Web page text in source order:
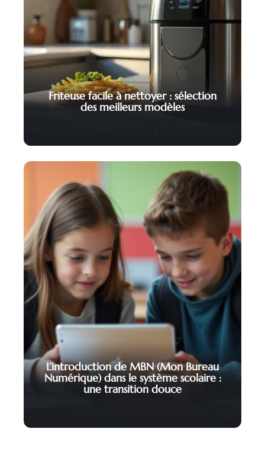
Friteuse facile à nettoyer : sélection
des meilleurs modèles
L’introduction de MBN (Mon Bureau
Numérique) dans le système scolaire :
une transition douce